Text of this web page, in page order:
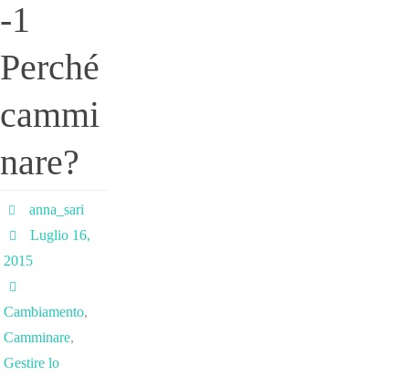
-1
Perché
cammi
nare?
anna_sari
Luglio 16,
2015
Cambiamento,
Camminare,
Gestire lo